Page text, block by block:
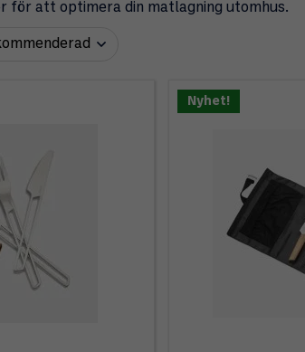
för att optimera din matlagning utomhus.
Nyhet!